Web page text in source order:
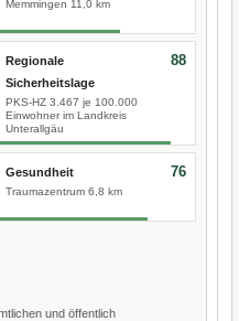
Memmingen 11,0 km
Regionale
Sicherheitslage
PKS-HZ 3.467 je 100.000
Einwohner im Landkreis
Unterallgäu
88
Gesundheit
Traumazentrum 6,8 km
76
und öffentlich